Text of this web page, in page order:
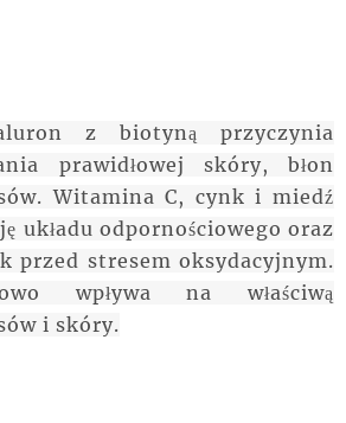
z biotyną przyczynia
prawidłowej skóry, błon
Witamina C, cynk i miedź
układu odpornościowego oraz
przed stresem oksydacyjnym.
wpływa na właściwą
i skóry.